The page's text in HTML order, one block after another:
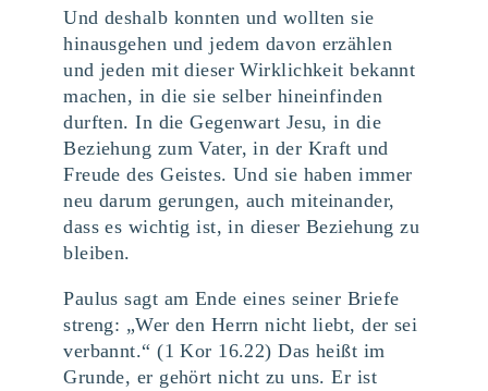
Und deshalb konnten und wollten sie
hinausgehen und jedem davon erzählen
und jeden mit dieser Wirklichkeit bekannt
machen, in die sie selber hineinfinden
durften. In die Gegenwart Jesu, in die
Beziehung zum Vater, in der Kraft und
Freude des Geistes. Und sie haben immer
neu darum gerungen, auch miteinander,
dass es wichtig ist, in dieser Beziehung zu
bleiben.
Paulus sagt am Ende eines seiner Briefe
streng: „Wer den Herrn nicht liebt, der sei
verbannt.“ (1 Kor 16.22) Das heißt im
Grunde, er gehört nicht zu uns. Er ist